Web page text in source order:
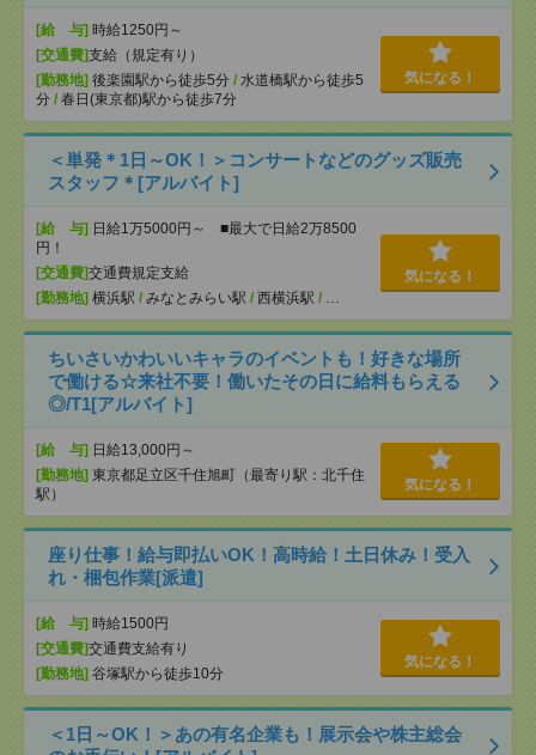
[給 与] 時給1250円～
[交通費]支給（規定有り）
[勤務地] 後楽園駅から徒歩5分 / 水道橋駅から徒歩5
分 / 春日(東京都)駅から徒歩7分
気になる！
＜単発＊1日～OK！＞コンサートなどのグッズ販売
スタッフ＊[アルバイト]
[給 与] 日給1万5000円～ ■最大で日給2万8500
円！
[交通費]交通費規定支給
[勤務地] 横浜駅 / みなとみらい駅 / 西横浜駅 / …
気になる！
ちいさいかわいいキャラのイベントも！好きな場所
で働ける☆来社不要！働いたその日に給料もらえる
◎/T1[アルバイト]
[給 与] 日給13,000円～
[勤務地] 東京都足立区千住旭町（最寄り駅：北千住
駅）
気になる！
座り仕事！給与即払いOK！高時給！土日休み！受入
れ・梱包作業[派遣]
[給 与] 時給1500円
[交通費]交通費支給有り
[勤務地] 谷塚駅から徒歩10分
気になる！
＜1日～OK！＞あの有名企業も！展示会や株主総会